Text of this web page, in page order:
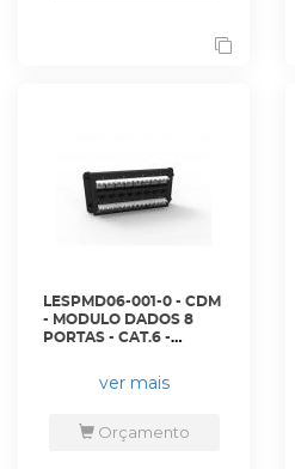
LESPMD06-001-0 - CDM
- MODULO DADOS 8
PORTAS - CAT.6 -
ver mais
Orçamento